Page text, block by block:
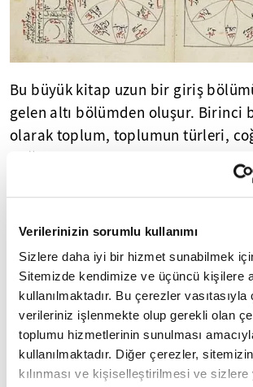
Verilerinizin sorumlu kullanımı
Sizlere daha iyi bir hizmet sunabilmek
Sitemizde kendimize ve üçüncü kişilere
kullanılmaktadır. Bu çerezler
verileriniz işlenmekte olup gerekli olan
toplumu hizmetlerinin sunulması
kullanılmaktadır. Diğer çerezler,
kılınması ve kişiselleştirilmesi ve sizlere
Bu büyük kitap uzun bir giriş
gelen altı bölümden oluşur. Birinci
olarak toplum, toplumun türleri,
dağılımları ve medeni dünyanın
hanedanlıklar, halifelikler, manevi
ve siyasi makamlar üzerine bir
/15
ÖĞRENME VE ÖĞRETME